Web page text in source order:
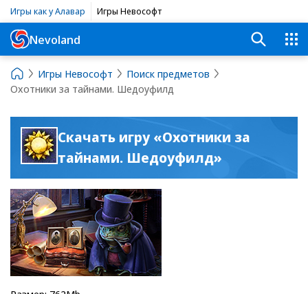
Игры как у Алавар Игры Невософт
Nevoland
Игры Невософт
Поиск предметов
Охотники за тайнами. Шедоуфилд
Скачать игру «Охотники за
тайнами. Шедоуфилд»